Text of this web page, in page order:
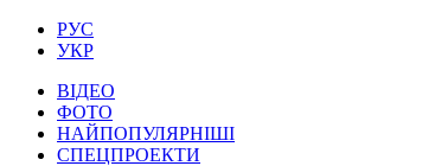
РУС
УКР
ВІДЕО
ФОТО
НАЙПОПУЛЯРНІШІ
СПЕЦПРОЕКТИ